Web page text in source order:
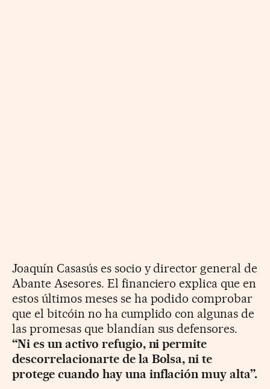
Joaquín Casasús es socio y director general de
Abante Asesores. El financiero explica que en
estos últimos meses se ha podido comprobar
que el bitcóin no ha cumplido con algunas de
las promesas que blandían sus defensores.
“Ni es un activo refugio, ni permite
descorrelacionarte de la Bolsa, ni te
protege cuando hay una inflación muy alta”.